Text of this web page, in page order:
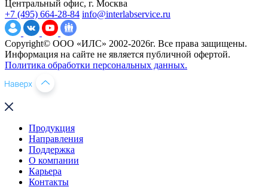
Центральный офис, г. Москва
+7 (495) 664-28-84 info@interlabservice.ru
Copyright© ООО «ИЛС» 2002-2026г. Все права защищены.
Информация на сайте не является публичной офертой.
Политика обработки персональных данных.
Продукция
Направления
Поддержка
О компании
Карьера
Контакты